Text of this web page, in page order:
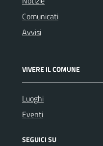
Comunicati
Avvisi
VIVERE IL COMUNE
Luoghi
Eventi
SEGUICI SU